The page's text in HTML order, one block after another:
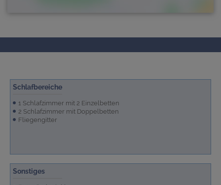
Schlafbereiche
1 Schlafzimmer mit 2 Einzelbetten
2 Schlafzimmer mit Doppelbetten
Fliegengitter
Sonstiges